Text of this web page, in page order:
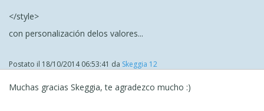
</style>
con personalización delos valores...
Postato il 18/10/2014 06:53:41 da Skeggia 12
Muchas gracias Skeggia, te agradezco mucho :)